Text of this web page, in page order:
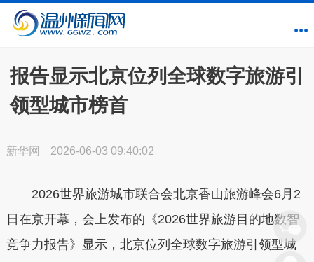
报告显示北京位列全球数字旅游引
领型城市榜首
新华网 2026-06-03 09:40:02
2026世界旅游城市联合会北京香山旅游峰会6月2
日在京开幕，会上发布的《2026世界旅游目的地数智
竞争力报告》显示，北京位列全球数字旅游引领型城